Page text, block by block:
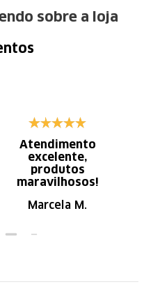
sobre a loja
Atendimento
excelente,
produtos
maravilhosos!
Marcela M.